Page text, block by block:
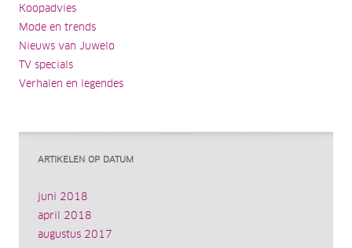
Koopadvies
Mode en trends
Nieuws van Juwelo
TV specials
Verhalen en legendes
ARTIKELEN OP DATUM
juni 2018
april 2018
augustus 2017